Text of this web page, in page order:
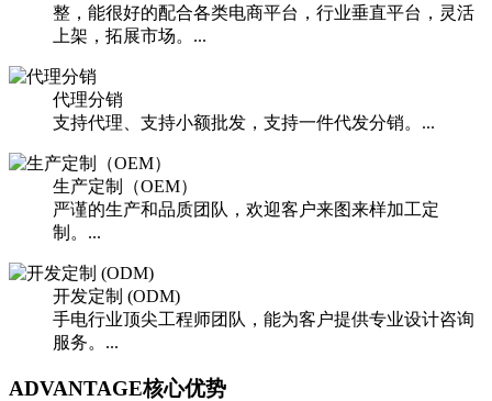
整，能很好的配合各类电商平台，行业垂直平台，灵活
上架，拓展市场。...
代理分销
支持代理、支持小额批发，支持一件代发分销。...
生产定制（OEM）
严谨的生产和品质团队，欢迎客户来图来样加工定
制。...
开发定制 (ODM)
手电行业顶尖工程师团队，能为客户提供专业设计咨询
服务。...
ADVANTAGE核心优势